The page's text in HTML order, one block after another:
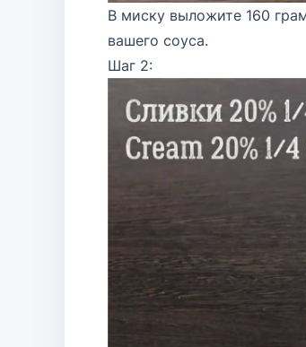
В миску выложите 160
вашего соуса.
Шаг 2: